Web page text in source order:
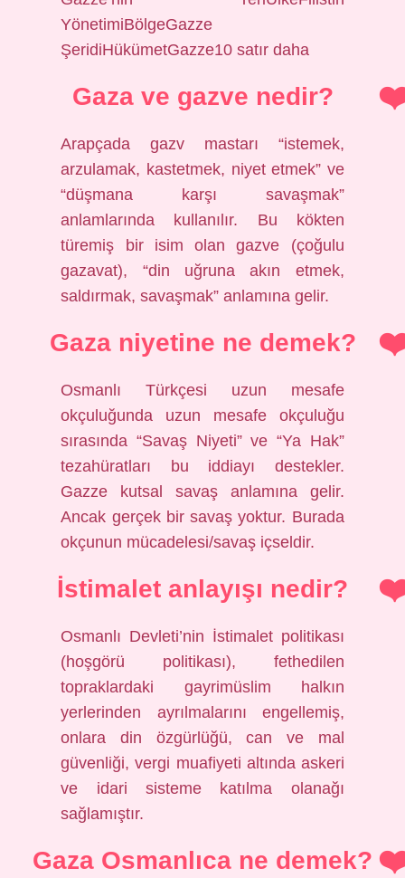
YönetimiBölgeGazze
ŞeridiHükümetGazze10 satır daha
Gaza ve gazve nedir?
Arapçada gazv mastarı “istemek,
arzulamak, kastetmek, niyet etmek” ve
“düşmana karşı savaşmak”
anlamlarında kullanılır. Bu kökten
türemiş bir isim olan gazve (çoğulu
gazavat), “din uğruna akın etmek,
saldırmak, savaşmak” anlamına gelir.
Gaza niyetine ne demek?
Osmanlı Türkçesi uzun mesafe
okçuluğunda uzun mesafe okçuluğu
sırasında “Savaş Niyeti” ve “Ya Hak”
tezahüratları bu iddiayı destekler.
Gazze kutsal savaş anlamına gelir.
Ancak gerçek bir savaş yoktur. Burada
okçunun mücadelesi/savaş içseldir.
İstimalet anlayışı nedir?
Osmanlı Devleti’nin İstimalet politikası
(hoşgörü politikası), fethedilen
topraklardaki gayrimüslim halkın
yerlerinden ayrılmalarını engellemiş,
onlara din özgürlüğü, can ve mal
güvenliği, vergi muafiyeti altında askeri
ve idari sisteme katılma olanağı
sağlamıştır.
Gaza Osmanlıca ne demek?